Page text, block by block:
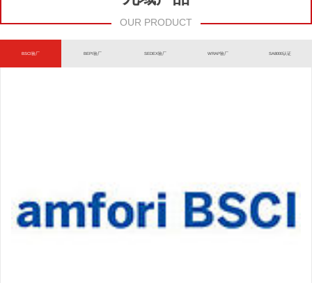
OUR PRODUCT
BSCI验厂 BEPI验厂 SEDEX验厂 WRAP验厂 SA8000认证